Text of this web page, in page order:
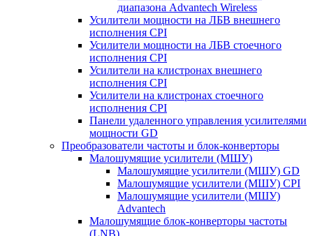
диапазона Advantech Wireless
Усилители мощности на ЛБВ внешнего
исполнения CPI
Усилители мощности на ЛБВ стоечного
исполнения CPI
Усилители на клистронах внешнего
исполнения CPI
Усилители на клистронах стоечного
исполнения CPI
Панели удаленного управления усилителями
мощности GD
Преобразователи частоты и блок-конверторы
Малошумящие усилители (МШУ)
Малошумящие усилители (МШУ) GD
Малошумящие усилители (МШУ) CPI
Малошумящие усилители (МШУ)
Advantech
Малошумящие блок-конверторы частоты
(LNB)